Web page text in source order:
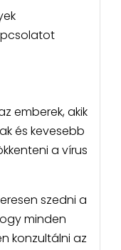
emberek, akik
és kevesebb
a vírus
szedni a
minden
konzultálni az